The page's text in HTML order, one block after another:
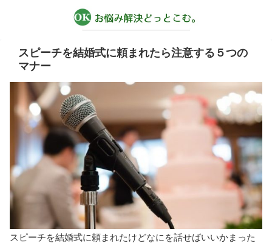
スピーチを結婚式に頼まれたら注意する５つの
マナー
スピーチを結婚式に頼まれたけどなにを話せばいいかまった